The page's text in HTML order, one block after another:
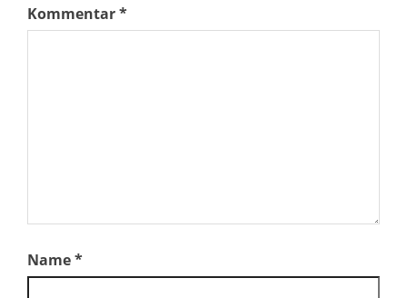
Kommentar*
Name*